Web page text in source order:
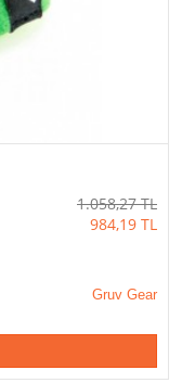
1.058,27 TL
984,19 TL
Gruv Gear